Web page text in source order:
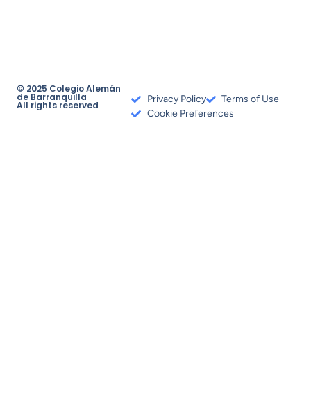
© 2025 Colegio Alemán
de Barranquilla
All rights reserved
Privacy Policy
Terms of Use
Cookie Preferences